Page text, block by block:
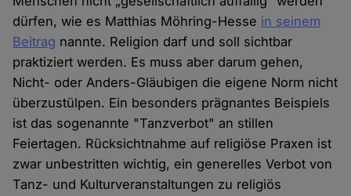
dürfen, wie es Matthias Möhring-Hesse in seinem
Beitrag nannte. Religion darf und soll sichtbar
praktiziert werden. Es muss aber darum gehen,
Nicht- oder Anders-Gläubigen die eigene Norm nicht
überzustülpen. Ein besonders prägnantes Beispiels
ist das sogenannte "Tanzverbot" an stillen
Feiertagen. Rücksichtnahme auf religiöse Praxen ist
zwar unbestritten wichtig, ein generelles Verbot von
Tanz- und Kulturveranstaltungen zu religiös